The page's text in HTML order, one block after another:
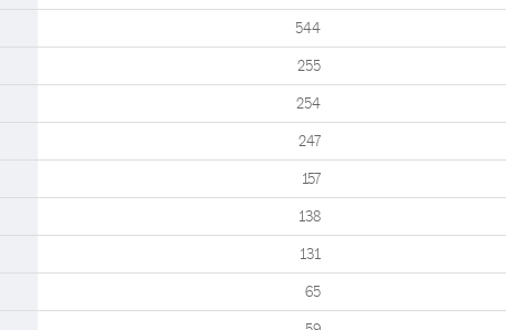
544
255
254
247
157
138
131
65